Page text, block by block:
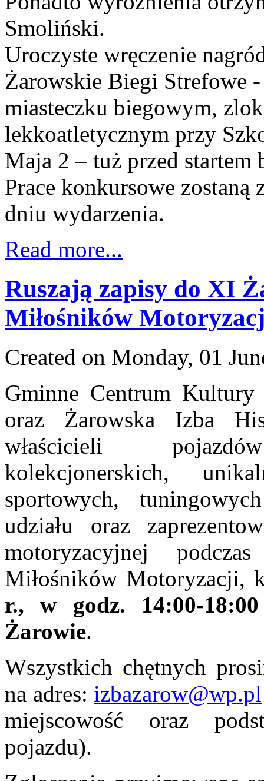
Smoliński.
Uroczyste wręczenie
Żarowskie Biegi Strefowe
miasteczku biegowym,
lekkoatletycznym przy
Maja 2 – tuż przed startem
Prace konkursowe zostaną
dniu wydarzenia.
Read more...
Ruszają zapisy do XI
Miłośników
Created on Monday, 01
Gminne Centrum
oraz Żarowska Izba
właścicieli
kolekcjonerskich,
sportowych,
udziału oraz
motoryzacyjnej
Miłośników Motoryzacji,
r., w godz. 14:00-
Żarowie.
Wszystkich chętnych
na adres: izbazarow@wp.pl
miejscowość oraz
pojazdu).